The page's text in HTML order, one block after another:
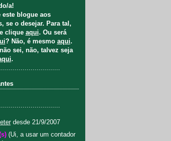
a!
este blogue aos
se o desejar. Para tal,
clique aqui. Ou será
? Não, é mesmo aqui.
sei, não, talvez seja
.
desde 21/9/2007
(Ui, a usar um contador